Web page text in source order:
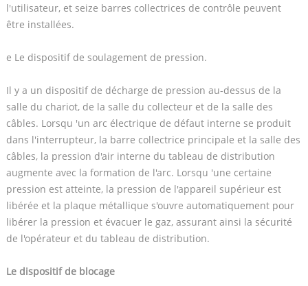
l'utilisateur, et seize barres collectrices de contrôle peuvent
être installées.
e Le dispositif de soulagement de pression.
Il y a un dispositif de décharge de pression au-dessus de la
salle du chariot, de la salle du collecteur et de la salle des
câbles. Lorsqu 'un arc électrique de défaut interne se produit
dans l'interrupteur, la barre collectrice principale et la salle des
câbles, la pression d'air interne du tableau de distribution
augmente avec la formation de l'arc. Lorsqu 'une certaine
pression est atteinte, la pression de l'appareil supérieur est
libérée et la plaque métallique s'ouvre automatiquement pour
libérer la pression et évacuer le gaz, assurant ainsi la sécurité
de l'opérateur et du tableau de distribution.
Le dispositif de blocage